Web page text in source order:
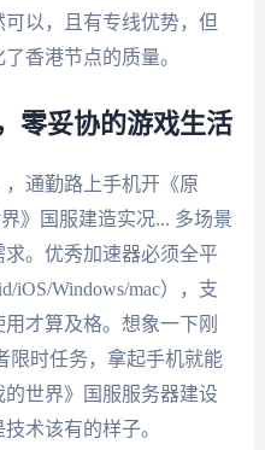
可以，且有专线优势，但
香港节点的质量。
零妥协的游戏生活
通勤路上手机开《原
》国服建造实况... 多场景
。优秀加速器必须全平
iOS/Windows/mac），支
才算及格。想象一下刚
限时任务，拿起手机就能
世界》国服服务器建设
术该有的样子。